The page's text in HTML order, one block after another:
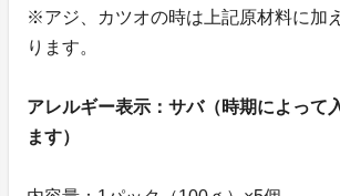
※アジ、カツオの時は上記原材料に加
ります。
アレルギー表示：サバ（時期によって
ます）